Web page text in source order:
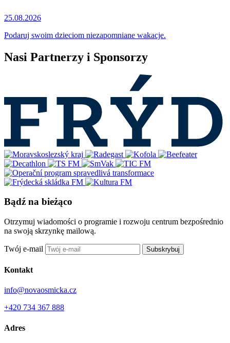
25.08.2026
Podaruj swoim dzieciom niezapomniane wakacje.
Nasi Partnerzy i Sponsorzy
Bądź na bieżąco
Otrzymuj wiadomości o programie i rozwoju centrum bezpośrednio
na swoją skrzynkę mailową.
Twój e-mail Subskrybuj
Kontakt
info@novaosmicka.cz
+420 734 367 888
Adres